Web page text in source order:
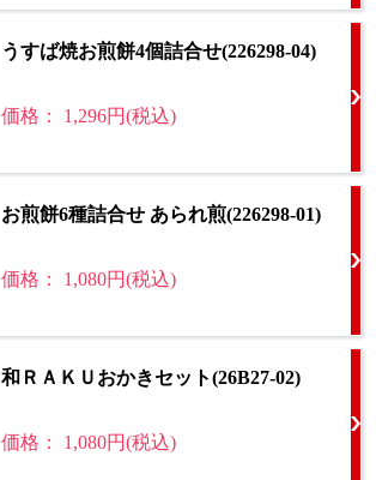
うすば焼お煎餅4個詰合せ(226298-04)
価格： 1,296円(税込)
お煎餅6種詰合せ あられ煎(226298-01)
価格： 1,080円(税込)
和ＲＡＫＵおかきセット(26B27-02)
価格： 1,080円(税込)